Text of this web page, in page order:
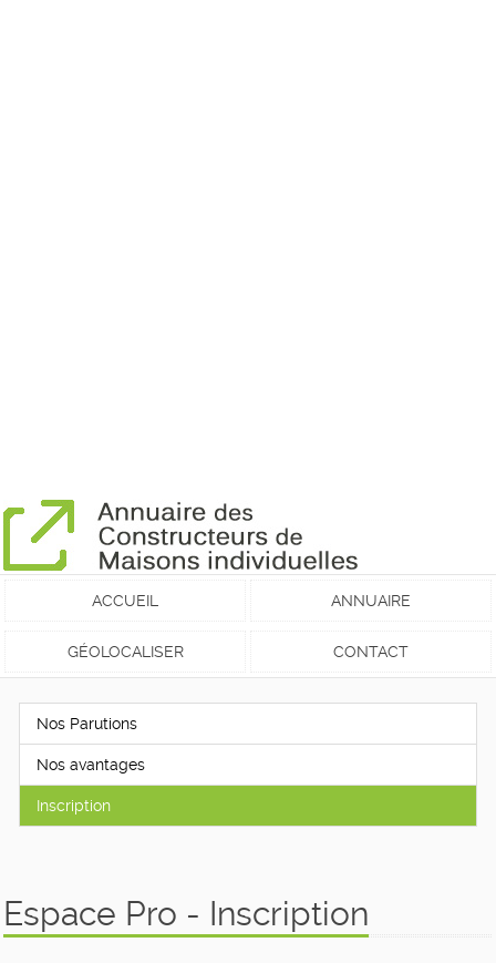
ACCUEIL ANNUAIRE
GÉOLOCALISER CONTACT
Nos Parutions
Nos avantages
Inscription
Espace Pro - Inscription